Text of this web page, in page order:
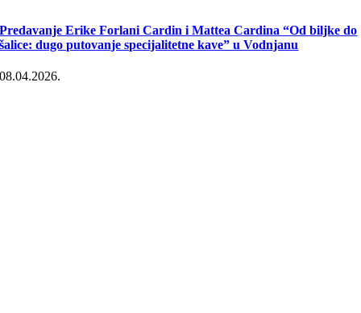
Predavanje Erike Forlani Cardin i Mattea Cardina “Od biljke do
šalice: dugo putovanje specijalitetne kave” u Vodnjanu
08.04.2026.